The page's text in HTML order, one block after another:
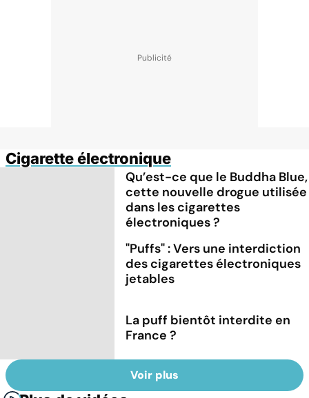
Cigarette électronique
Qu’est-ce que le Buddha Blue,
cette nouvelle drogue utilisée
dans les cigarettes
électroniques ?
"Puffs" : Vers une interdiction
des cigarettes électroniques
jetables
La puff bientôt interdite en
France ?
Voir plus